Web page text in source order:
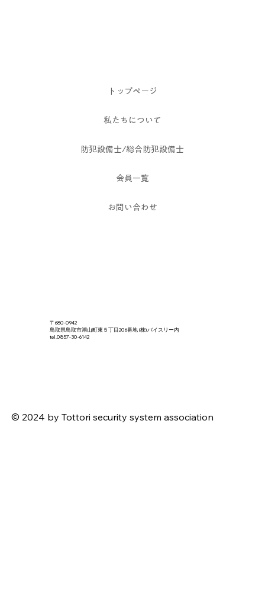
〒680-0942
鳥取県鳥取市湖山町東５丁目206番地 (株)バイスリー内
tel.0857-30-6142
© 2024 by Tottori security system association
トップページ
私たちについて
防犯設備士/総合防犯設備士
会員一覧
お問い合わせ